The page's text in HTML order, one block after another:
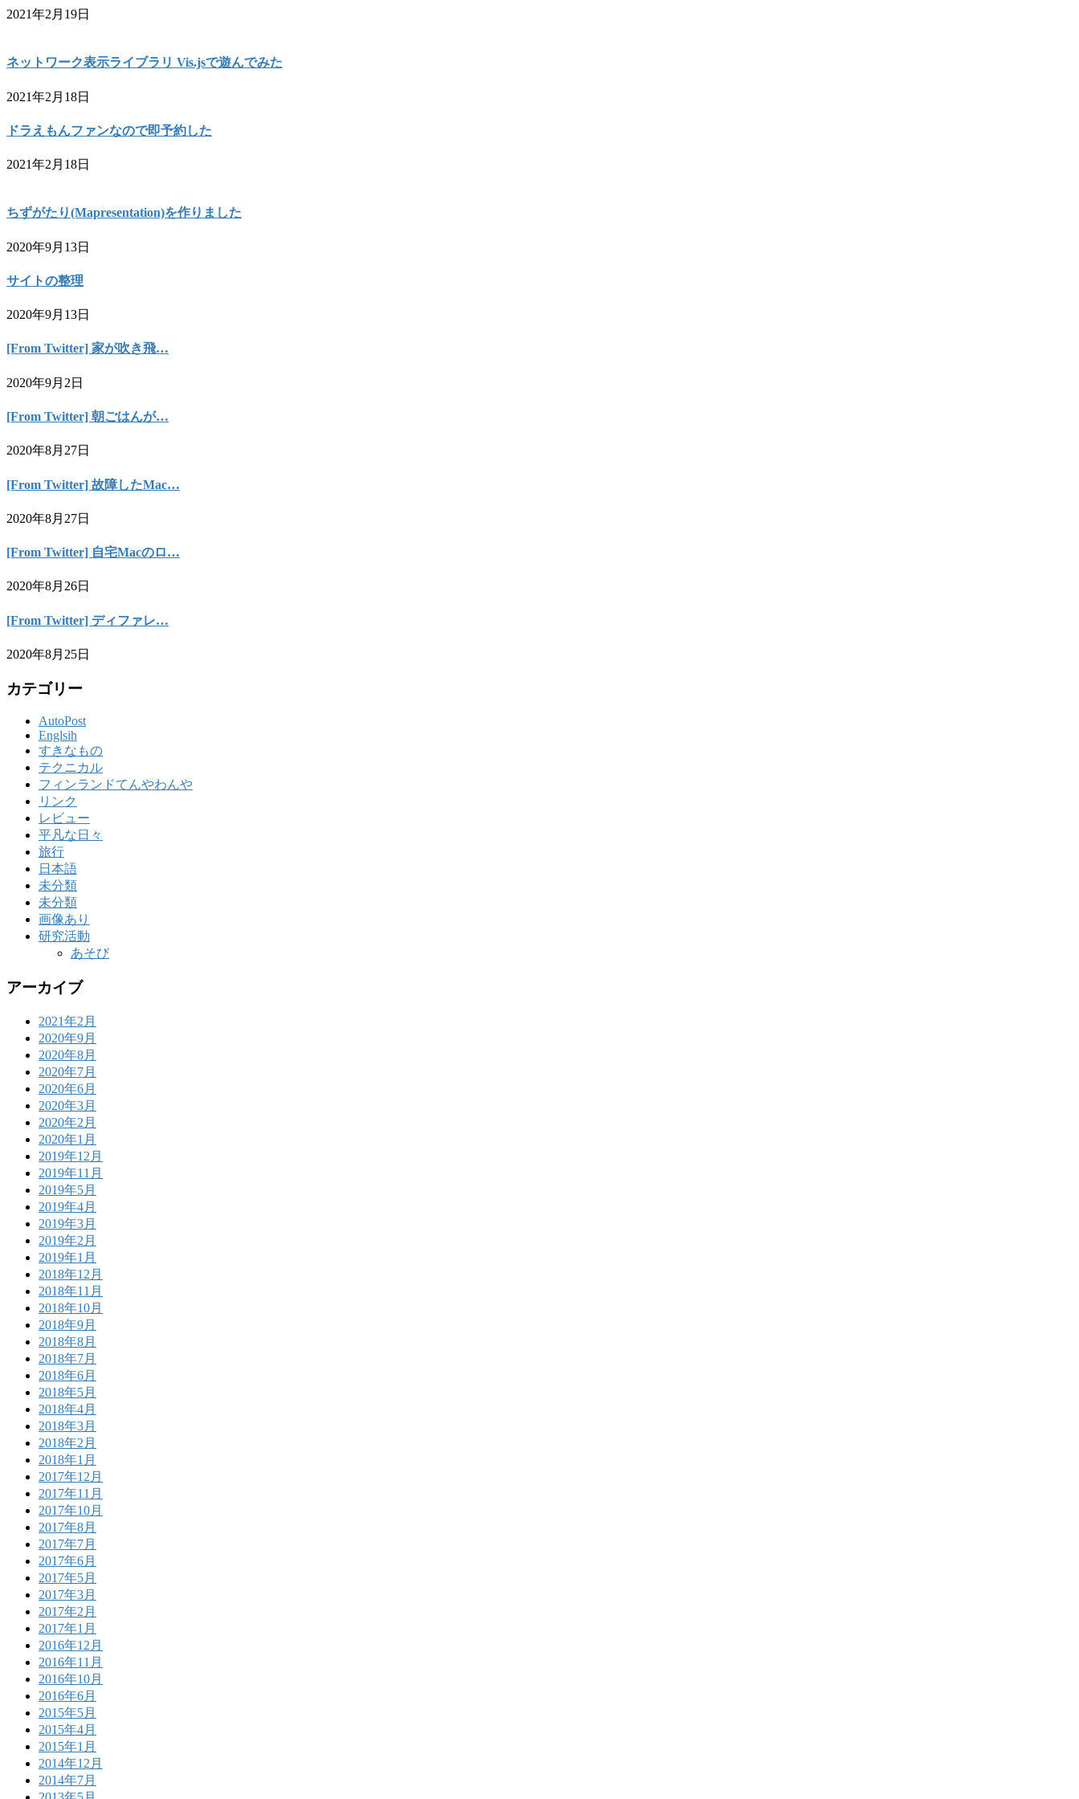
2021年2月19日
ネットワーク表示ライブラリ Vis.jsで遊んでみた
2021年2月18日
ドラえもんファンなので即予約した
2021年2月18日
ちずがたり(Mapresentation)を作りました
2020年9月13日
サイトの整理
2020年9月13日
[From Twitter] 家が吹き飛…
2020年9月2日
[From Twitter] 朝ごはんが…
2020年8月27日
[From Twitter] 故障したMac…
2020年8月27日
[From Twitter] 自宅Macのロ…
2020年8月26日
[From Twitter] ディファレ…
2020年8月25日
カテゴリー
AutoPost
Englsih
すきなもの
テクニカル
フィンランドてんやわんや
リンク
レビュー
平凡な日々
旅行
日本語
未分類
未分類
画像あり
研究活動
あそび
アーカイブ
2021年2月
2020年9月
2020年8月
2020年7月
2020年6月
2020年3月
2020年2月
2020年1月
2019年12月
2019年11月
2019年5月
2019年4月
2019年3月
2019年2月
2019年1月
2018年12月
2018年11月
2018年10月
2018年9月
2018年8月
2018年7月
2018年6月
2018年5月
2018年4月
2018年3月
2018年2月
2018年1月
2017年12月
2017年11月
2017年10月
2017年8月
2017年7月
2017年6月
2017年5月
2017年3月
2017年2月
2017年1月
2016年12月
2016年11月
2016年10月
2016年6月
2015年5月
2015年4月
2015年1月
2014年12月
2014年7月